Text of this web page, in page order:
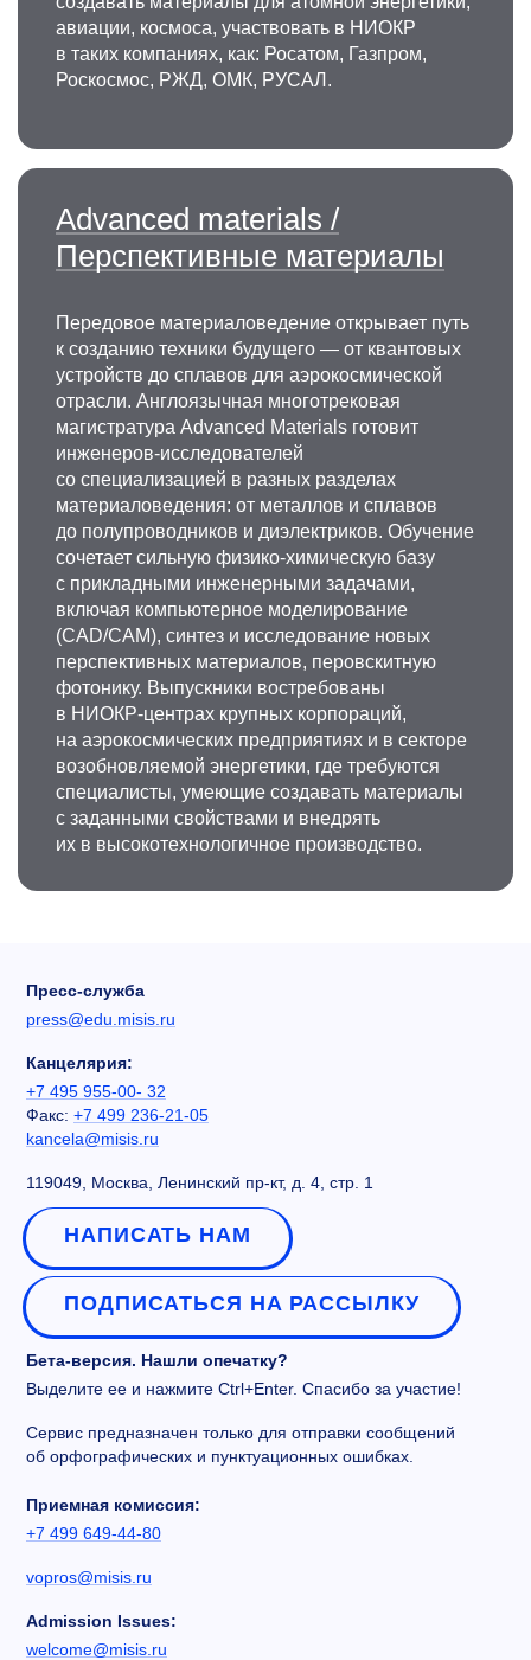
авиации, космоса, участвовать в НИОКР
в таких компаниях, как: Росатом, Газпром,
Роскосмос, РЖД, ОМК, РУСАЛ.
Advanced materials /
Перспективные материалы
Передовое материаловедение открывает путь
к созданию техники будущего — от квантовых
устройств до сплавов для аэрокосмической
отрасли. Англоязычная многотрековая
магистратура Advanced Materials готовит
инженеров-исследователей
со специализацией в разных разделах
материаловедения: от металлов и сплавов
до полупроводников и диэлектриков. Обучение
сочетает сильную физико-химическую базу
с прикладными инженерными задачами,
включая компьютерное моделирование
(CAD/CAM), синтез и исследование новых
перспективных материалов, перовскитную
фотонику. Выпускники востребованы
в НИОКР-центрах крупных корпораций,
на аэрокосмических предприятиях и в секторе
возобновляемой энергетики, где требуются
специалисты, умеющие создавать материалы
с заданными свойствами и внедрять
их в высокотехнологичное производство.
Пресс-служба
press@edu.misis.ru
Канцелярия:
+7 495 955-00- 32
Факс: +7 499 236-21-05
kancela@misis.ru
119049, Москва, Ленинский пр-кт, д. 4, стр. 1
НАПИСАТЬ НАМ
ПОДПИСАТЬСЯ НА РАССЫЛКУ
Бета-версия. Нашли опечатку?
Выделите ее и нажмите Ctrl+Enter. Спасибо за участие!
Сервис предназначен только для отправки сообщений
об орфографических и пунктуационных ошибках.
Приемная комиссия:
+7 499 649-44-80
vopros@misis.ru
Admission Issues:
welcome@misis.ru